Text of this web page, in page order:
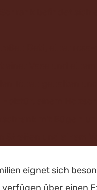
eignet sich